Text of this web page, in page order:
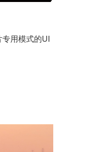
用模式的UI